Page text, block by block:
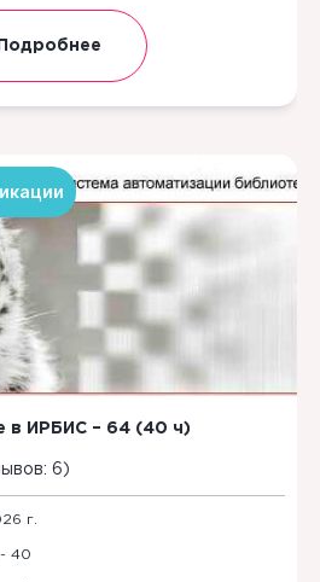
Подробнее
в ИРБИС – 64 (40 ч)
6 )
г.
- 40